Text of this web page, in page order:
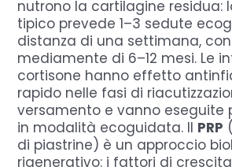
nutrono la cartilagine residua:
tipico prevede 1–3 sedute
distanza di una settimana,
mediamente di 6–12 mesi. Le
cortisone hanno effetto
rapido nelle fasi di
versamento e vanno eseguite
in modalità ecoguidata. Il PRP
di piastrine) è un approccio
rigenerativo: i fattori di